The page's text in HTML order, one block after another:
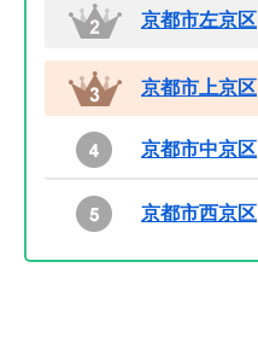
京都市左京区
京都市上京区
京都市中京区
京都市西京区